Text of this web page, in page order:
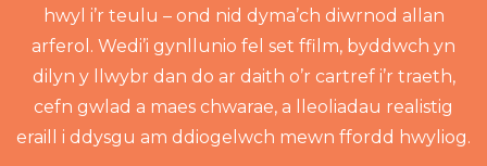
hwyl i’r teulu – ond nid dyma’ch diwrnod allan
arferol. Wedi’i gynllunio fel set ffilm, byddwch yn
dilyn y llwybr dan do ar daith o’r cartref i’r traeth,
cefn gwlad a maes chwarae, a lleoliadau realistig
eraill i ddysgu am ddiogelwch mewn ffordd hwyliog.